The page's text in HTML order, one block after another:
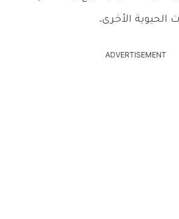
الحيوية الأخرى.
ADVERTISEMENT